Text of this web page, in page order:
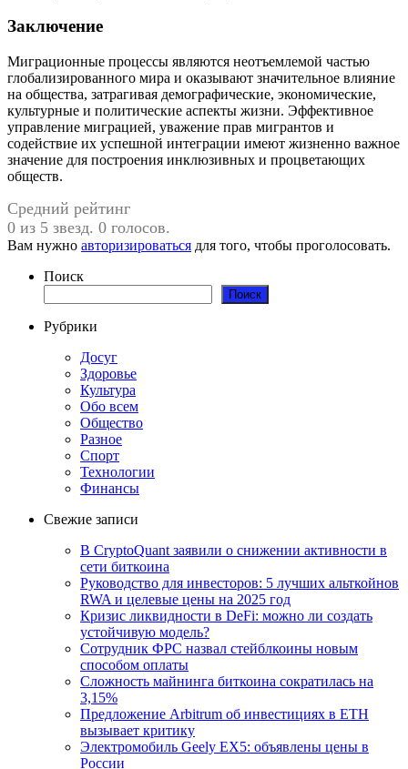
Заключение
Миграционные процессы являются неотъемлемой частью
глобализированного мира и оказывают значительное влияние
на общества, затрагивая демографические, экономические,
культурные и политические аспекты жизни. Эффективное
управление миграцией, уважение прав мигрантов и
содействие их успешной интеграции имеют жизненно важное
значение для построения инклюзивных и процветающих
обществ.
Средний рейтинг
0 из 5 звезд. 0 голосов.
Вам нужно авторизироваться для того, чтобы проголосовать.
Поиск
Поиск
Рубрики
Досуг
Здоровье
Культура
Обо всем
Общество
Разное
Спорт
Технологии
Финансы
Свежие записи
В CryptoQuant заявили о снижении активности в
сети биткоина
Руководство для инвесторов: 5 лучших альткойнов
RWA и целевые цены на 2025 год
Кризис ликвидности в DeFi: можно ли создать
устойчивую модель?
Сотрудник ФРС назвал стейблкоины новым
способом оплаты
Сложность майнинга биткоина сократилась на
3,15%
Предложение Arbitrum об инвестициях в ETH
вызывает критику
Электромобиль Geely EX5: объявлены цены в
России